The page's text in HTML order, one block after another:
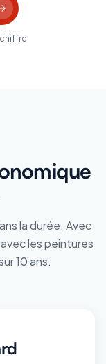
la durée. Avec
les peintures
10 ans.